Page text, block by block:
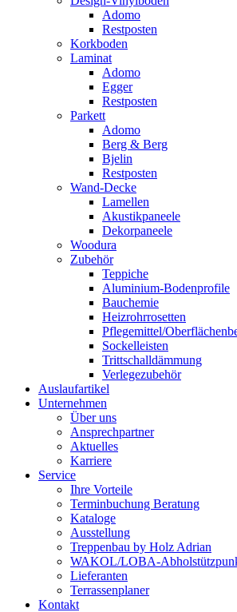
Adomo
Restposten
Korkboden
Laminat
Adomo
Egger
Restposten
Parkett
Adomo
Berg & Berg
Bjelin
Restposten
Wand-Decke
Lamellen
Akustikpaneele
Dekorpaneele
Woodura
Zubehör
Teppiche
Aluminium-Bodenprofile
Bauchemie
Heizrohrrosetten
Pflegemittel/
Sockelleisten
Trittschalldämmung
Verlegezubehör
Auslaufartikel
Unternehmen
Über uns
Ansprechpartner
Aktuelles
Karriere
Service
Ihre Vorteile
Terminbuchung Beratung
Kataloge
Ausstellung
Treppenbau by Holz Adrian
WAKOL/LOBA-
Lieferanten
Terrassenplaner
Kontakt